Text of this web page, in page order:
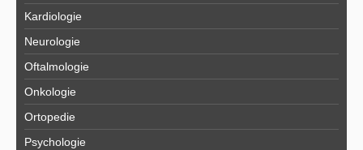
Kardiologie
Neurologie
Oftalmologie
Onkologie
Ortopedie
Psychologie